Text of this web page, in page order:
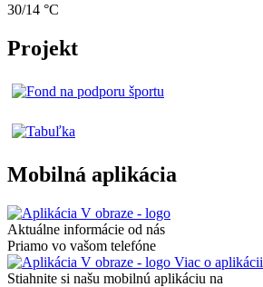
30/14 °C
Projekt
Mobilná aplikácia
Aktuálne informácie od nás
Priamo vo vašom telefóne
Viac o aplikácii
Stiahnite si našu mobilnú aplikáciu na